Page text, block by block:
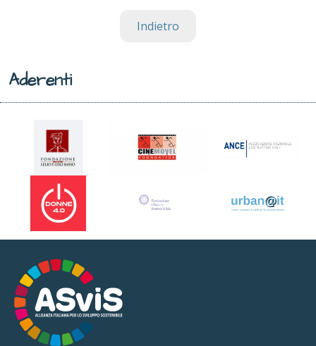
Indietro
Aderenti